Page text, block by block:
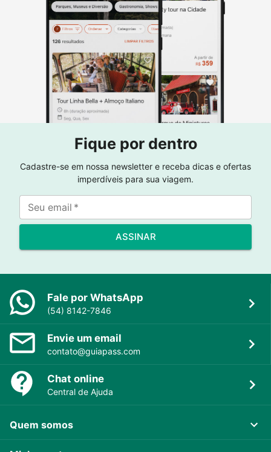
Fique por dentro
Cadastre-se em nossa newsletter e receba dicas e ofertas
imperdíveis para sua viagem.
Seu email *
ASSINAR
Fale por WhatsApp
(54) 8142-7846
Envie um email
contato@guiapass.com
Chat online
Central de Ajuda
Quem somos